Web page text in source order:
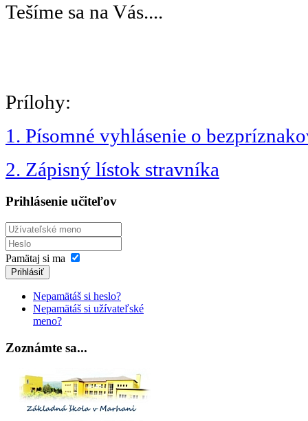
Tešíme sa na Vás....
Prílohy:
1. Písomné vyhlásenie o
2. Zápisný lístok stravníka
Prihlásenie učiteľov
Pamätaj si ma
Prihlásiť
Nepamätáš si heslo?
Nepamätáš si užívateľské
meno?
Zoznámte sa...